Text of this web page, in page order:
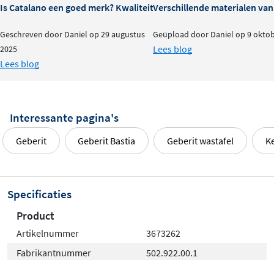
Is Catalano een goed merk? Kwaliteit en ervaringen
Geschreven door Daniel op 29 augustus
2025
Lees blog
Verschillende materialen
Geüpload door Daniel op 9
Lees blog
Interessante pagina's
Geberit Geberit Bastia Geberit wastafel
Specificaties
Product
Artikelnummer
3673262
Fabrikantnummer
502.922.00.1